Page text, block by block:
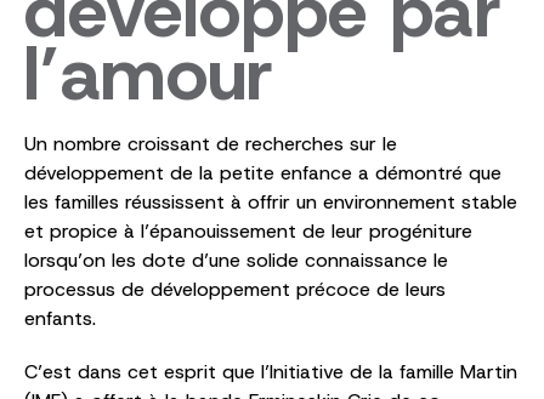
l’amour
Un nombre croissant de recherches sur le
développement de la petite enfance a démontré que
les familles réussissent à offrir un environnement stable
et propice à l’épanouissement de leur progéniture
lorsqu’on les dote d’une solide connaissance le
processus de développement précoce de leurs
enfants.
C’est dans cet esprit que l’Initiative de la famille Martin